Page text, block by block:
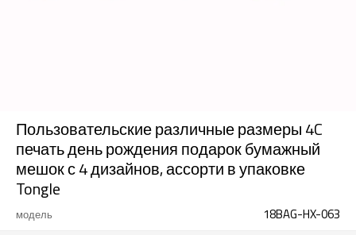
Пользовательские различные размеры 4C
печать день рождения подарок бумажный
мешок с 4 дизайнов, ассорти в упаковке
Tongle
модель 18BAG-HX-063